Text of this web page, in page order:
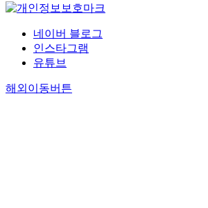
네이버 블로그
인스타그램
유튜브
해외이동버튼